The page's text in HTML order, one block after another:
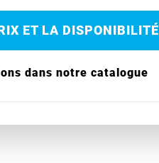
ET LA DISPONIBILITÉ
dans notre catalogue